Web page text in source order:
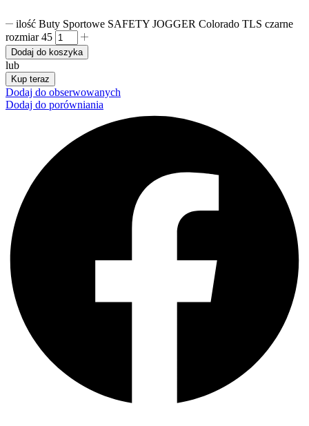
ilość Buty Sportowe SAFETY JOGGER Colorado TLS czarne
rozmiar 45
Dodaj do koszyka
lub
Kup teraz
Dodaj do obserwowanych
Dodaj do porówniania